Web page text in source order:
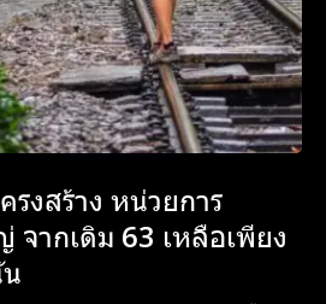
งสร้าง หน่วยการ
จากเดิม 63 เหลือเพียง